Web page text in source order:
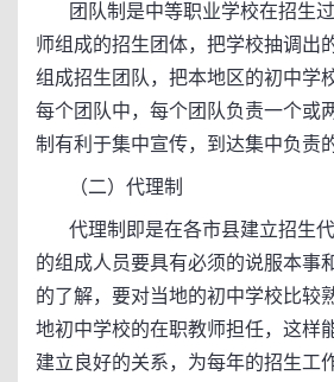
团队制是中等职业学校在招生过
师组成的招生团体，把学校抽调出
组成招生团队，把本地区的初中学
每个团队中，每个团队负责一个或
制有利于集中宣传，到达集中负责
（二）代理制
代理制即是在各市县建立招生代
的组成人员要具有必须的说服本事
的了解，要对当地的初中学校比较
地初中学校的在职教师担任，这样
建立良好的关系，为每年的招生工